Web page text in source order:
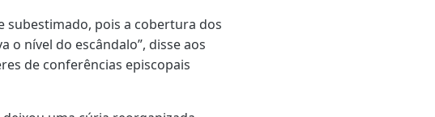
subestimado, pois a cobertura dos
o nível do escândalo”, disse aos
de conferências episcopais